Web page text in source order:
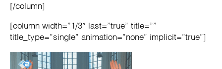
[/column]
[column width=”1/3″ last=”true” title=””
title_type=”single” animation=”none” implicit=”true”]